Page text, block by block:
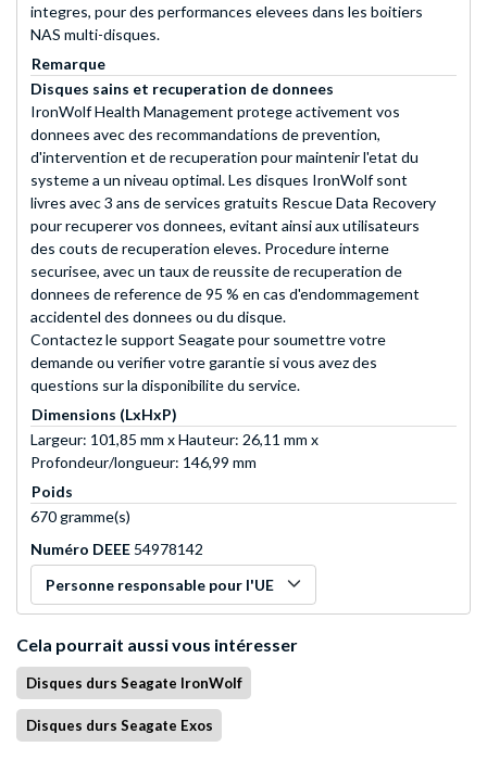
integres, pour des performances elevees dans les boitiers
NAS multi-disques.
Remarque
Disques sains et recuperation de donnees
IronWolf Health Management protege activement vos
donnees avec des recommandations de prevention,
d'intervention et de recuperation pour maintenir l'etat du
systeme a un niveau optimal. Les disques IronWolf sont
livres avec 3 ans de services gratuits Rescue Data Recovery
pour recuperer vos donnees, evitant ainsi aux utilisateurs
des couts de recuperation eleves. Procedure interne
securisee, avec un taux de reussite de recuperation de
donnees de reference de 95 % en cas d'endommagement
accidentel des donnees ou du disque.
Contactez le support Seagate pour soumettre votre
demande ou verifier votre garantie si vous avez des
questions sur la disponibilite du service.
Dimensions (LxHxP)
Largeur: 101,85 mm x Hauteur: 26,11 mm x
Profondeur/longueur: 146,99 mm
Poids
670 gramme(s)
Numéro DEEE 54978142
Personne responsable pour l'UE
Cela pourrait aussi vous intéresser
Disques durs Seagate IronWolf
Disques durs Seagate Exos